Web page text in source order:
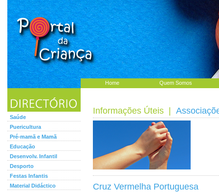
Home Quem Somos
Saúde
Puericultura
Pré-mamã e Mamã
Educação
Desenvolv. Infantil
Desporto
Festas Infantis
Material Didáctico
Informações Úteis
Cruz Vermelha Portuguesa